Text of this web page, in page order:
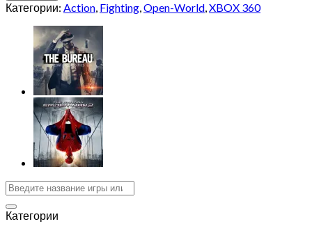
Категории: Action, Fighting,Open-World,XBOX 360
Категории